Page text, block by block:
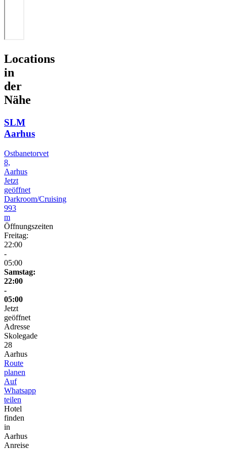
Locations
in
der
Nähe
SLM
Aarhus
Ostbanetorvet
8,
Aarhus
Jetzt
geöffnet
Darkroom/Cruising
993
m
Öffnungszeiten
Freitag:
22:00
-
05:00
Samstag:
22:00
-
05:00
Jetzt
geöffnet
Adresse
Skolegade
28
Aarhus
Route
planen
Auf
Whatsapp
teilen
Hotel
finden
in
Aarhus
Anreise